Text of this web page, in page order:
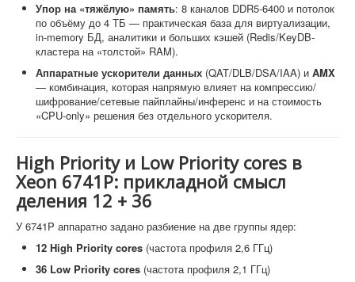
Упор на «тяжёлую» память: 8 каналов DDR5-6400 и потолок
по объёму до 4 ТБ — практическая база для виртуализации,
in-memory БД, аналитики и больших кэшей (Redis/KeyDB-
кластера на «толстой» RAM).
Аппаратные ускорители данных (QAT/DLB/DSA/IAA) и AMX
— комбинация, которая напрямую влияет на компрессию/
шифрование/сетевые пайплайны/инференс и на стоимость
«CPU-only» решения без отдельного ускорителя.
High Priority и Low Priority cores в
Xeon 6741P: прикладной смысл
деления 12 + 36
У 6741P аппаратно задано разбиение на две группы ядер:
12 High Priority cores (частота профиля 2,6 ГГц)
36 Low Priority cores (частота профиля 2,1 ГГц)